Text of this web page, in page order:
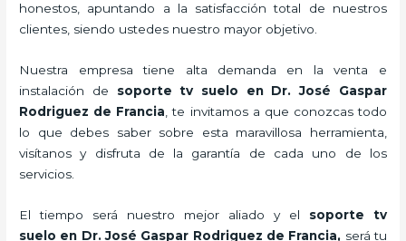
honestos, apuntando a la satisfacción total de nuestros
clientes, siendo ustedes nuestro mayor objetivo.
Nuestra empresa tiene alta demanda en la venta e
instalación de soporte tv suelo en Dr. José Gaspar
Rodriguez de Francia , te invitamos a que conozcas todo
lo que debes saber sobre esta maravillosa herramienta,
visítanos y disfruta de la garantía de cada uno de los
servicios.
El tiempo será nuestro mejor aliado y el soporte tv
suelo en Dr. José Gaspar Rodriguez de Francia, será tu